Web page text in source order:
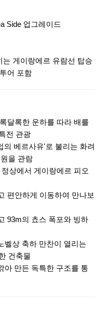
Side 업그레이드
는 게이랑에르 유람선 탑승
어 포함
달록한 운하를 따라 배를
전 관광
의 베르사유'로 불리는 화려
을 관람
상에서 게이랑에르 피오
편안하게 이동하여 만나보
93m의 쵸스 폭포와 빙하
벨상 축하 만찬이 열리는
건축물
아 만든 독특한 구조를 통